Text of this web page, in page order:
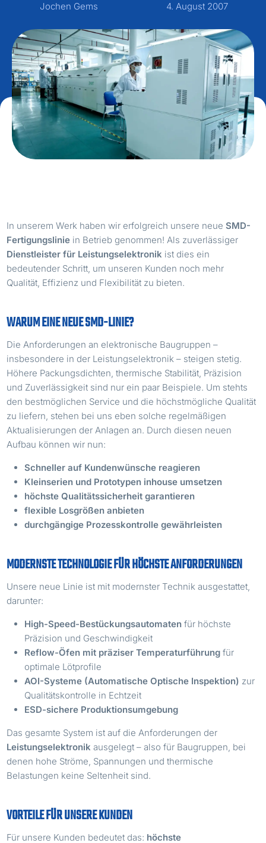
Jochen Gems
4. August 2007
In unserem Werk haben wir erfolgreich unsere neueSMD-
Fertigungslinie in Betrieb genommen! Als zuverlässiger
Dienstleister für Leistungselektronik ist dies ein
bedeutender Schritt, um unseren Kunden noch mehr
Qualität, Effizienz und Flexibilität zu bieten.
WARUM EINE NEUE SMD-LINIE?
Die Anforderungen an elektronische Baugruppen –
insbesondere in der Leistungselektronik – steigen stetig.
Höhere Packungsdichten, thermische Stabilität, Präzision
und Zuverlässigkeit sind nur ein paar Beispiele. Um stehts
den bestmöglichen Service und die höchstmögliche Qualität
zu liefern, stehen bei uns eben solche regelmäßigen
Aktualisierungen der Anlagen an. Durch diesen neuen
Aufbau können wir nun:
Schneller auf Kundenwünsche reagieren
Kleinserien und Prototypen inhouse umsetzen
höchste Qualitätssicherheit garantieren
flexible Losgrößen anbieten
durchgängige Prozesskontrolle gewährleisten
MODERNSTE TECHNOLOGIE FÜR HÖCHSTE ANFORDERUNGEN
Unsere neue Linie ist mit modernster Technik ausgestattet,
darunter:
High-Speed-Bestückungsautomaten für höchste
Präzision und Geschwindigkeit
Reflow-Öfen mit präziser Temperaturführung für
optimale Lötprofile
AOI-Systeme (Automatische Optische Inspektion) zur
Qualitätskontrolle in Echtzeit
ESD-sichere Produktionsumgebung
Das gesamte System ist auf die Anforderungen der
Leistungselektronik ausgelegt – also für Baugruppen, bei
denen hohe Ströme, Spannungen und thermische
Belastungen keine Seltenheit sind.
VORTEILE FÜR UNSERE KUNDEN
Für unsere Kunden bedeutet das: höchste